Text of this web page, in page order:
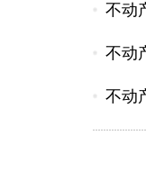
不动
不动
不动